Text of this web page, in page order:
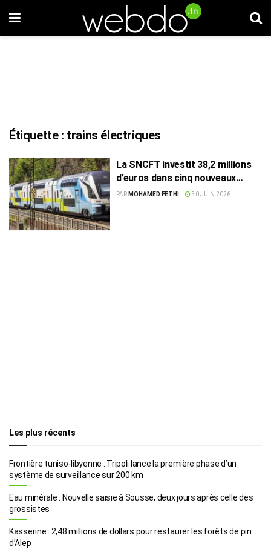
Étiquette : trains électriques
La SNCFT investit 38,2 millions
d’euros dans cinq nouveaux
trains électriques
PAR MOHAMED FETHI 30 JUIN 2026
Les plus récents
Frontière tuniso-libyenne : Tripoli lance la première phase d’un
système de surveillance sur 200 km
Eau minérale : Nouvelle saisie à Sousse, deux jours après celle des
grossistes
Kasserine : 2,48 millions de dollars pour restaurer les forêts de pin
d’Alep